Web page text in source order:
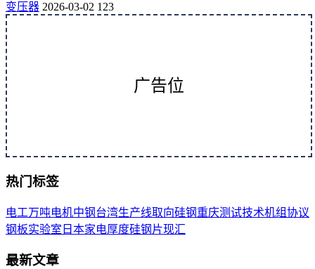
变压器 2026-03-02 123
广告位
热门标签
电工万吨电机中钢台湾生产线取向硅钢重庆测试技术机组协议
钢板实验室 日本家电厚度硅钢片现汇
最新文章